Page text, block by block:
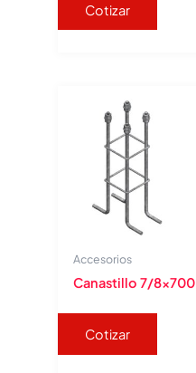
Cotizar
Accesorios
Canastillo 7/8×700
Cotizar